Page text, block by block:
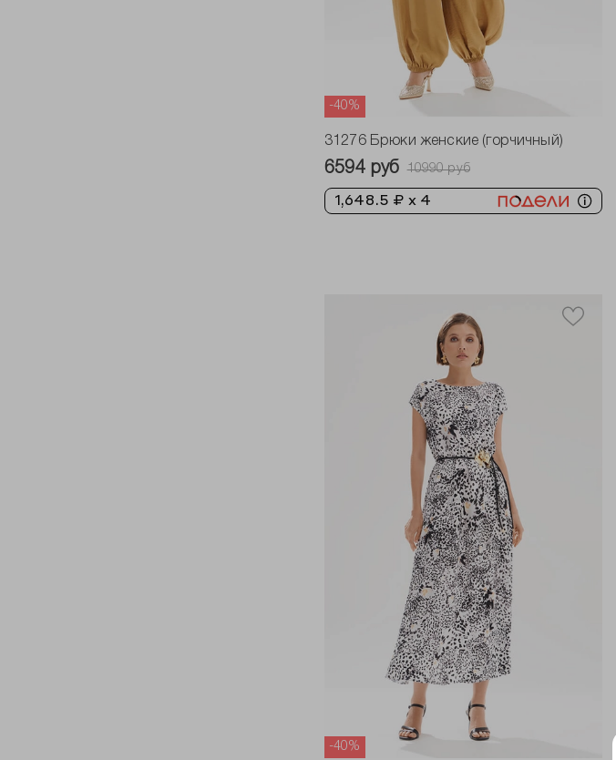
-40%
31276 Брюки женские (горчичный)
6594 руб 10990 руб
1,648.5 ₽ x 4
-40%